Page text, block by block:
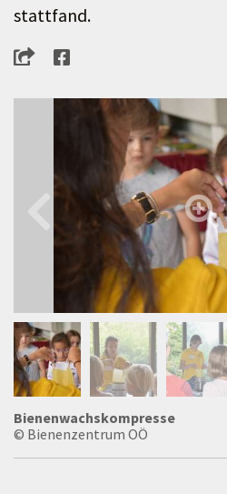
stattfand.
Bienenwachskompresse
© Bienenzentrum OÖ